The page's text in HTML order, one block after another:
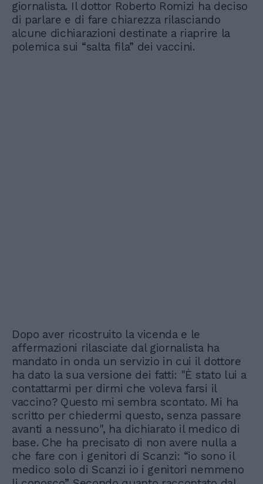
giornalista. Il dottor Roberto Romizi ha deciso
di parlare e di fare chiarezza rilasciando
alcune dichiarazioni destinate a riaprire la
polemica sui “salta fila” dei vaccini.
Dopo aver ricostruito la vicenda e le
affermazioni rilasciate dal giornalista ha
mandato in onda un servizio in cui il dottore
ha dato la sua versione dei fatti: "È stato lui a
contattarmi per dirmi che voleva farsi il
vaccino? Questo mi sembra scontato. Mi ha
scritto per chiedermi questo, senza passare
avanti a nessuno", ha dichiarato il medico di
base. Che ha precisato di non avere nulla a
che fare con i genitori di Scanzi: “io sono il
medico solo di Scanzi io i genitori nemmeno